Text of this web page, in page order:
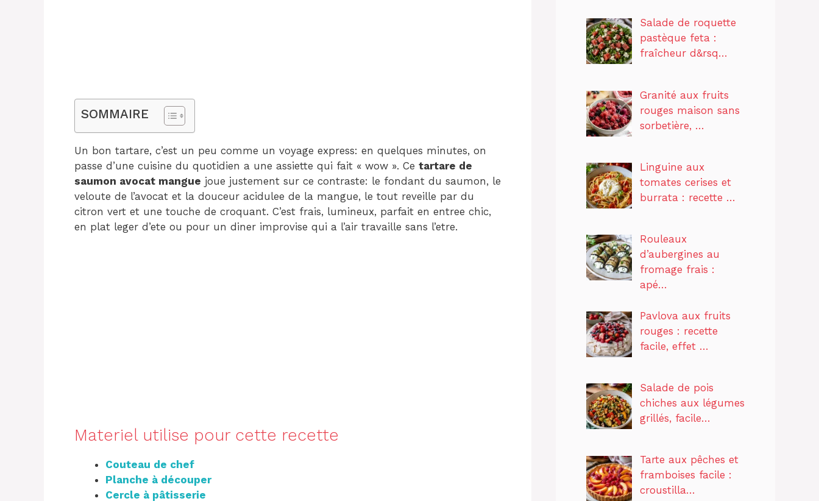
SOMMAIRE
Un bon tartare, c’est un peu comme un voyage express: en quelques minutes, on
passe d’une cuisine du quotidien a une assiette qui fait « wow ». Ce tartare de
saumon avocat mangue joue justement sur ce contraste: le fondant du saumon, le
veloute de l’avocat et la douceur acidulee de la mangue, le tout reveille par du
citron vert et une touche de croquant. C’est frais, lumineux, parfait en entree chic,
en plat leger d’ete ou pour un diner improvise qui a l’air travaille sans l’etre.
Materiel utilise pour cette recette
Couteau de chef
Planche à découper
Cercle à pâtisserie
Salade de roquette
pastèque feta :
fraîcheur d&rsq…
Granité aux fruits
rouges maison sans
sorbetière, …
Linguine aux
tomates cerises et
burrata : recette …
Rouleaux
d’aubergines au
fromage frais :
apé…
Pavlova aux fruits
rouges : recette
facile, effet …
Salade de pois
chiches aux légumes
grillés, facile…
Tarte aux pêches et
framboises facile :
croustilla…